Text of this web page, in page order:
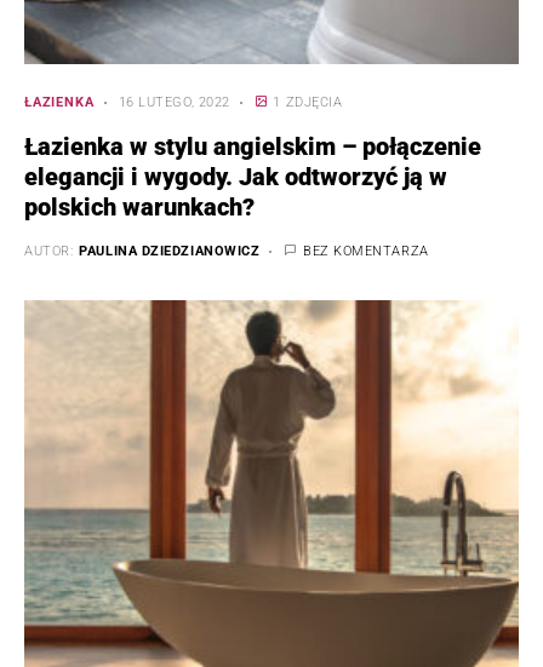
ŁAZIENKA 16 LUTEGO, 2022 1 ZDJĘCIA
Łazienka w stylu angielskim – połączenie
elegancji i wygody. Jak odtworzyć ją w
polskich warunkach?
AUTOR: PAULINA DZIEDZIANOWICZ BEZ KOMENTARZA